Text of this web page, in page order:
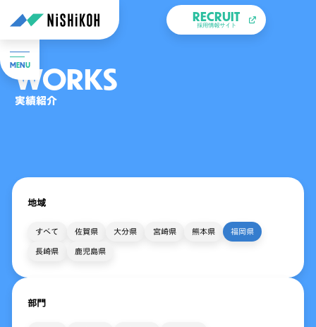
RECRUIT
採用情報サイト
MENU
WORKS
実績紹介
地域
すべて 佐賀県 大分県 宮崎県 熊本県 福岡県
長崎県 鹿児島県
部門